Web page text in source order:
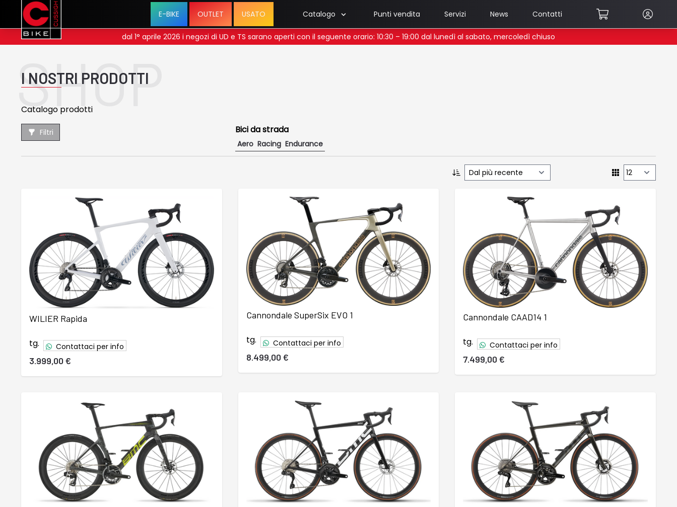
E-BIKE OUTLET USATO Catalogo Punti vendita Servizi News Contatti
dal 1° aprile 2026 i negozi di UD e TS sarano aperti con il seguente orario: 10:30 – 19:00 dal lunedì al sabato, mercoledì chiuso
SHOP
I NOSTRI PRODOTTI
Catalogo prodotti
Filtri Bici da strada
Aero Racing Endurance
WILIER Rapida
tg. Contattaci per info
3.999,00 €
Cannondale SuperSix EVO 1
tg. Contattaci per info
8.499,00 €
Cannondale CAAD14 1
tg. Contattaci per info
7.499,00 €
menu
39 40 41 42 43 44 47